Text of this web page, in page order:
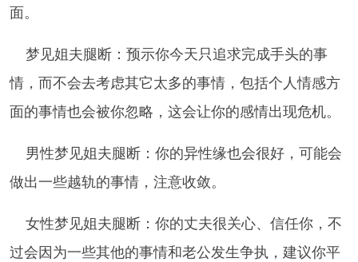
面。
梦见姐夫腿断：预示你今天只追求完成手头的事
情，而不会去考虑其它太多的事情，包括个人情感方
面的事情也会被你忽略，这会让你的感情出现危机。
男性梦见姐夫腿断：你的异性缘也会很好，可能会
做出一些越轨的事情，注意收敛。
女性梦见姐夫腿断：你的丈夫很关心、信任你，不
过会因为一些其他的事情和老公发生争执，建议你平